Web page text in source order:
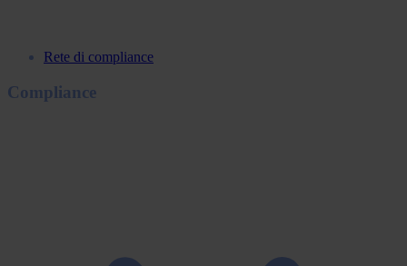
Rete di compliance
Compliance